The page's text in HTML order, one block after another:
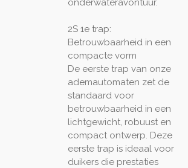
onderwateravontuur.
2S 1e trap:
Betrouwbaarheid in een
compacte vorm
De eerste trap van onze
ademautomaten zet de
standaard voor
betrouwbaarheid in een
lichtgewicht, robuust en
compact ontwerp. Deze
eerste trap is ideaal voor
duikers die prestaties